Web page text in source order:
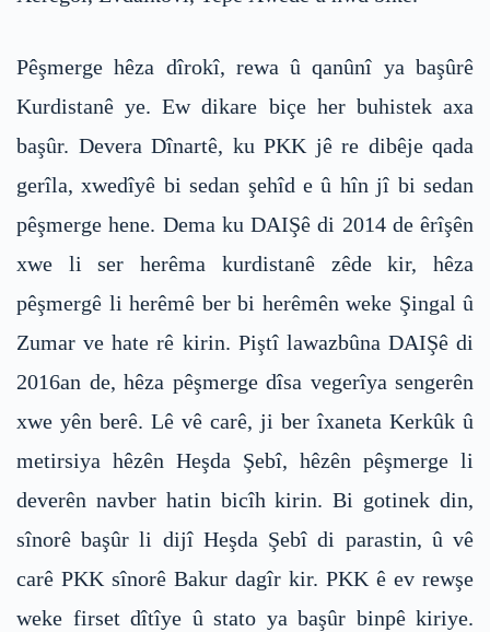
Pêşmerge hêza dîrokî, rewa û qanûnî ya başûrê
Kurdistanê ye. Ew dikare biçe her buhistek axa
başûr. Devera Dînartê, ku PKK jê re dibêje qada
gerîla, xwedîyê bi sedan şehîd e û hîn jî bi sedan
pêşmerge hene. Dema ku DAIŞê di 2014 de êrîşên
xwe li ser herêma kurdistanê zêde kir, hêza
pêşmergê li herêmê ber bi herêmên weke Şingal û
Zumar ve hate rê kirin. Piştî lawazbûna DAIŞê di
2016an de, hêza pêşmerge dîsa vegerîya sengerên
xwe yên berê. Lê vê carê, ji ber îxaneta Kerkûk û
metirsiya hêzên Heşda Şebî, hêzên pêşmerge li
deverên navber hatin bicîh kirin. Bi gotinek din,
sînorê başûr li dijî Heşda Şebî di parastin, û vê
carê PKK sînorê Bakur dagîr kir. PKK ê ev rewşe
weke firset dîtîye û stato ya başûr binpê kiriye.